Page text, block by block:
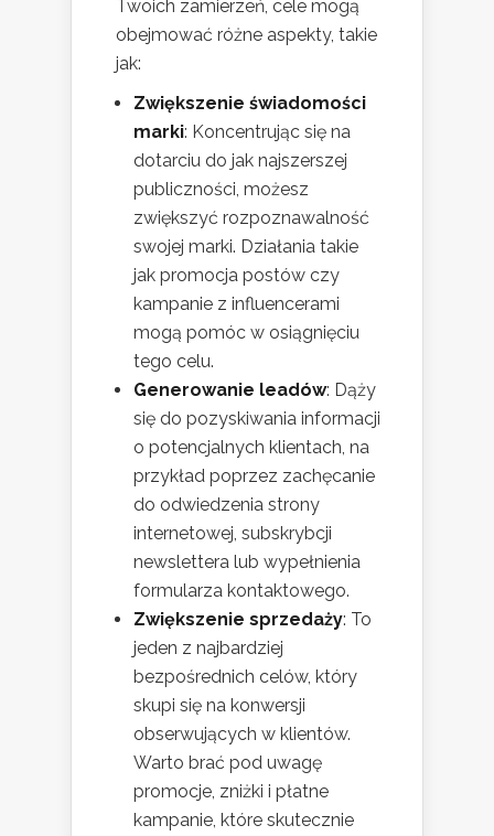
Twoich zamierzeń, cele mogą
obejmować różne aspekty, takie
jak:
Zwiększenie świadomości
marki: Koncentrując się na
dotarciu do jak najszerszej
publiczności, możesz
zwiększyć rozpoznawalność
swojej marki. Działania takie
jak promocja postów czy
kampanie z influencerami
mogą pomóc w osiągnięciu
tego celu.
Generowanie leadów: Dąży
się do pozyskiwania informacji
o potencjalnych klientach, na
przykład poprzez zachęcanie
do odwiedzenia strony
internetowej, subskrybcji
newslettera lub wypełnienia
formularza kontaktowego.
Zwiększenie sprzedaży: To
jeden z najbardziej
bezpośrednich celów, który
skupi się na konwersji
obserwujących w klientów.
Warto brać pod uwagę
promocje, zniżki i płatne
kampanie, które skutecznie